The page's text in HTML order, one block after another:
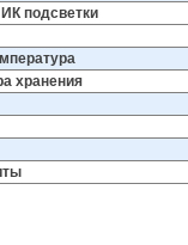
подсветки
хранения